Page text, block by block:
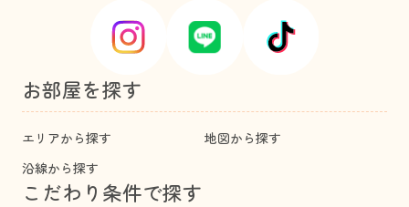
お部屋を探す
エリアから探す
地図から探す
沿線から探す
こだわり条件で探す